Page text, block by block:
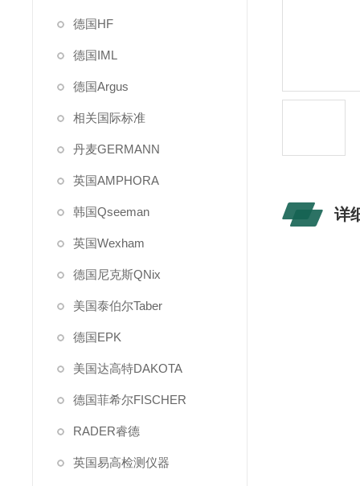
德国HF
德国IML
德国Argus
相关国际标准
丹麦GERMANN
英国AMPHORA
韩国Qseeman
英国Wexham
德国尼克斯QNix
美国泰伯尔Taber
德国EPK
美国达高特DAKOTA
德国菲希尔FISCHER
RADER睿德
英国易高检测仪器
详